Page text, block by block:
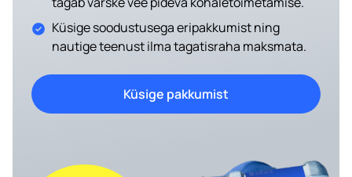
Küsige soodustusega eripakkumist ning
nautige teenust ilma tagatisraha maksmata.
Küsige pakkumist